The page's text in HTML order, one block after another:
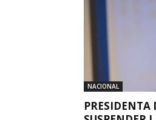
NACIONAL
PRESIDENTA